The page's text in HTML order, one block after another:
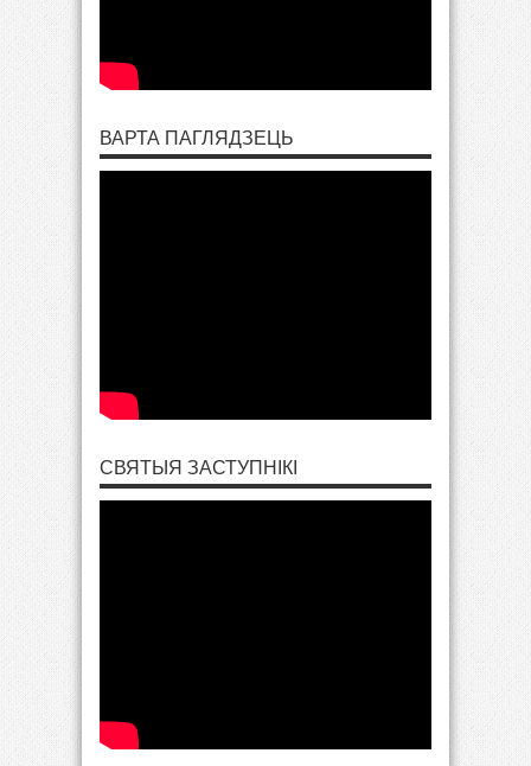
ВАРТА ПАГЛЯДЗЕЦЬ
СВЯТЫЯ ЗАСТУПНІКІ